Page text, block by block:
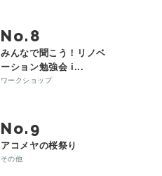
No.
みんなで聞こう！リノベ
ーション勉強会 i...
ワークショップ
No.
アコメヤの桜祭り
その他